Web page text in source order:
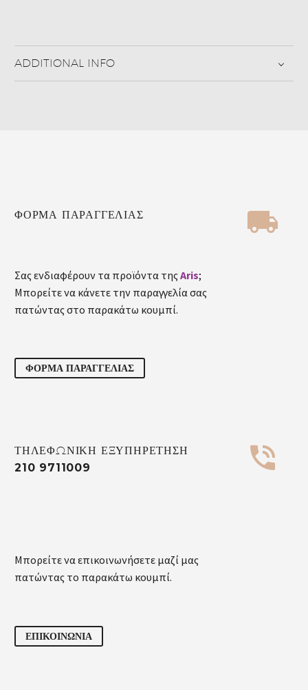
ADDITIONAL INFO


ΦΟΡΜΑ ΠΑΡΑΓΓΕΛΙΑΣ
Σας ενδιαφέρουν τα προϊόντα τηςAris;
Μπορείτε να κάνετε την παραγγελία σας
πατώντας στο παρακάτω κουμπί.
ΦΟΡΜΑ ΠΑΡΑΓΓΕΛΙΑΣ


ΤΗΛΕΦΩΝΙΚΗ ΕΞΥΠΗΡΕΤΗΣΗ
210 9711009
Μπορείτε να επικοινωνήσετε μαζί μας
πατώντας το παρακάτω κουμπί.
ΕΠΙΚΟΙΝΩΝΙΑ